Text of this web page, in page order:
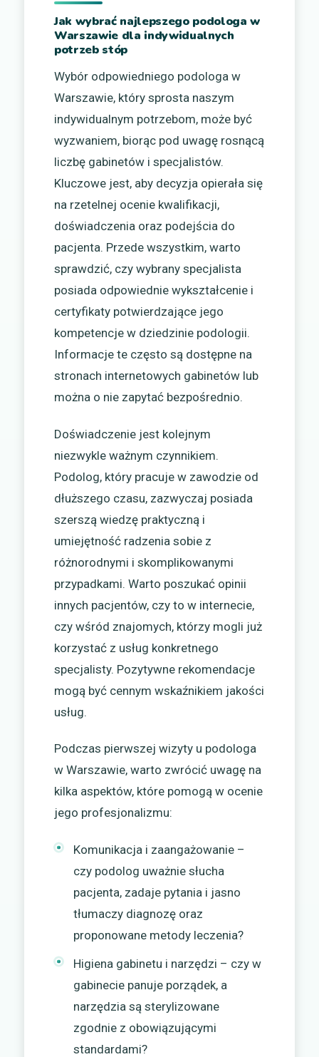
Jak wybrać najlepszego podologa w
Warszawie dla indywidualnych
potrzeb stóp
Wybór odpowiedniego podologa w
Warszawie, który sprosta naszym
indywidualnym potrzebom, może być
wyzwaniem, biorąc pod uwagę rosnącą
liczbę gabinetów i specjalistów.
Kluczowe jest, aby decyzja opierała się
na rzetelnej ocenie kwalifikacji,
doświadczenia oraz podejścia do
pacjenta. Przede wszystkim, warto
sprawdzić, czy wybrany specjalista
posiada odpowiednie wykształcenie i
certyfikaty potwierdzające jego
kompetencje w dziedzinie podologii.
Informacje te często są dostępne na
stronach internetowych gabinetów lub
można o nie zapytać bezpośrednio.
Doświadczenie jest kolejnym
niezwykle ważnym czynnikiem.
Podolog, który pracuje w zawodzie od
dłuższego czasu, zazwyczaj posiada
szerszą wiedzę praktyczną i
umiejętność radzenia sobie z
różnorodnymi i skomplikowanymi
przypadkami. Warto poszukać opinii
innych pacjentów, czy to w internecie,
czy wśród znajomych, którzy mogli już
korzystać z usług konkretnego
specjalisty. Pozytywne rekomendacje
mogą być cennym wskaźnikiem jakości
usług.
Podczas pierwszej wizyty u podologa
w Warszawie, warto zwrócić uwagę na
kilka aspektów, które pomogą w ocenie
jego profesjonalizmu:
Komunikacja i zaangażowanie –
czy podolog uważnie słucha
pacjenta, zadaje pytania i jasno
tłumaczy diagnozę oraz
proponowane metody leczenia?
Higiena gabinetu i narzędzi – czy w
gabinecie panuje porządek, a
narzędzia są sterylizowane
zgodnie z obowiązującymi
standardami?